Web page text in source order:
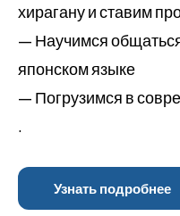
хирагану и ставим
— Научимся
японском языке
— Погрузимся в
.
Узнать подробнее